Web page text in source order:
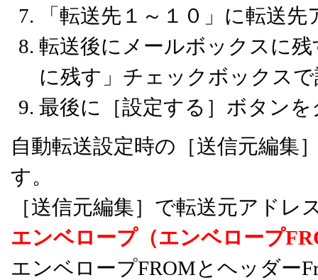
「転送先１～１０」に転送
転送後にメールボックスに
に残す」チェックボックス
最後に［設定する］ボタン
自動転送設定時の［送信元編集
す。
［送信元編集］で転送元アドレ
エンベロープ（エンベロープ
エンベロープFROMとヘッダー